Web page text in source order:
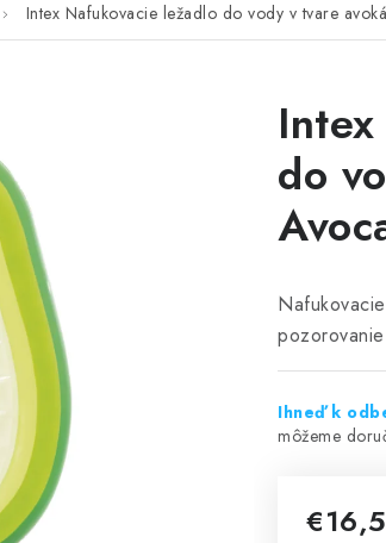
Intex Nafukovacie ležadlo do vody v tvare
do
Ihneď k